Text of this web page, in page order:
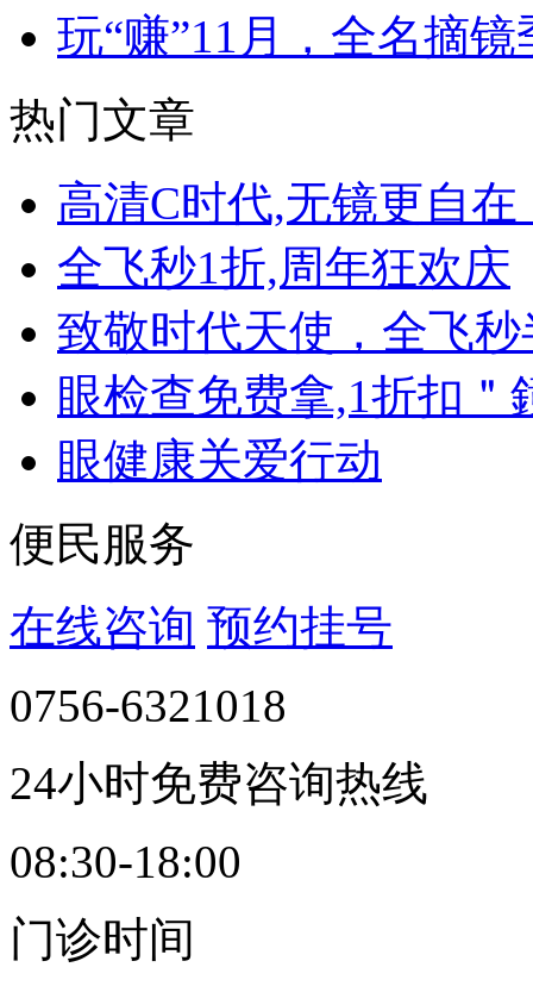
玩“赚”11月，全名摘镜
热门文章
高清C时代,无镜更自
全飞秒1折,周年狂欢庆
致敬时代天使，全飞秒
眼检查免费拿,1折扣＂
眼健康关爱行动
便民服务
在线咨询 预约挂号
0756-6321018
24小时免费咨询热线
08:30-18:00
门诊时间